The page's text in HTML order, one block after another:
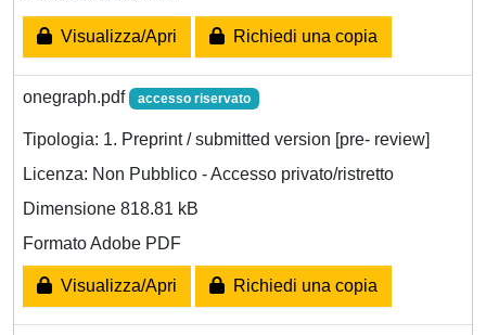
Visualizza/Apri Richiedi una copia
onegraph.pdf accesso riservato
Tipologia: 1. Preprint / submitted version [pre- review]
Licenza: Non Pubblico - Accesso privato/ristretto
Dimensione 818.81 kB
Formato Adobe PDF
Visualizza/Apri Richiedi una copia